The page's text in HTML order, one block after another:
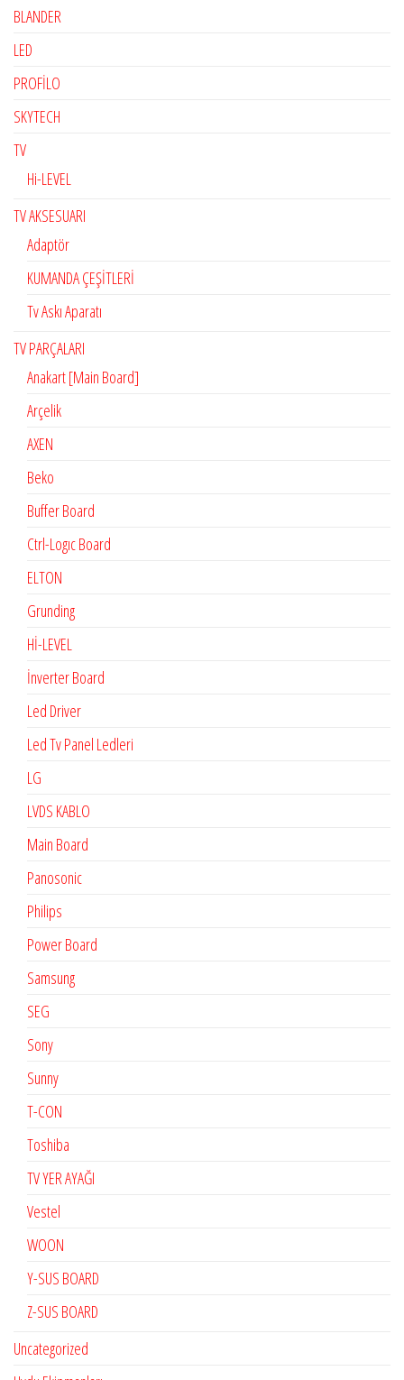
BLANDER
LED
PROFİLO
SKYTECH
TV
Hi-LEVEL
TV AKSESUARI
Adaptör
KUMANDA ÇEŞİTLERİ
Tv Askı Aparatı
TV PARÇALARI
Anakart [Main Board]
Arçelik
AXEN
Beko
Buffer Board
Ctrl-Logıc Board
ELTON
Grunding
Hİ-LEVEL
İnverter Board
Led Driver
Led Tv Panel Ledleri
LG
LVDS KABLO
Main Board
Panosonic
Philips
Power Board
Samsung
SEG
Sony
Sunny
T-CON
Toshiba
TV YER AYAĞI
Vestel
WOON
Y-SUS BOARD
Z-SUS BOARD
Uncategorized